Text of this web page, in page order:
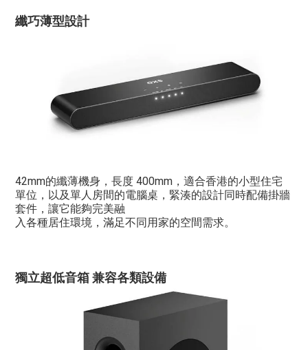
纖巧薄型設計
42mm的纖薄機身，長度 400mm，適合香港的小型住宅
單位，以及單人房間的電腦桌，緊湊的設計同時配備掛牆
套件，讓它能夠完美融
入各種居住環境，滿足不同用家的空間需求。
獨立超低音箱兼容各類設備